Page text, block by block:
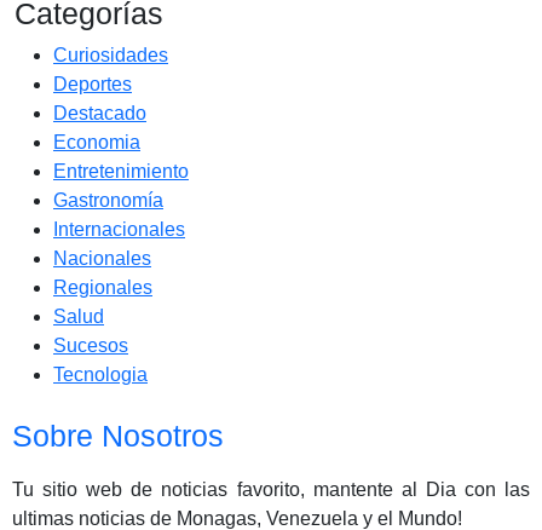
Categorías
Curiosidades
Deportes
Destacado
Economia
Entretenimiento
Gastronomía
Internacionales
Nacionales
Regionales
Salud
Sucesos
Tecnologia
Sobre Nosotros
Tu sitio web de noticias favorito, mantente al Dia con las
ultimas noticias de Monagas, Venezuela y el Mundo!